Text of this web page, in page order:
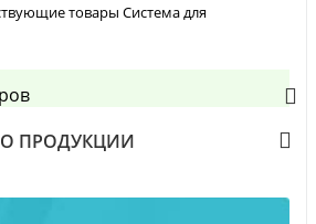
товары Система для
ПРОДУКЦИИ